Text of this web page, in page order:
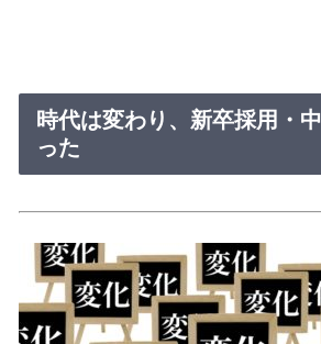
時代は変わり、新卒採用・
った